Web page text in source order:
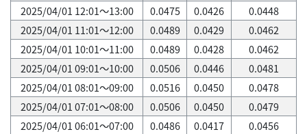
2025/04/01 12:01～13:00
0.0475 0.0426
0.0448
2025/04/01 11:01～12:00
0.0489 0.0429
0.0462
2025/04/01 10:01～11:00
0.0489 0.0428
0.0462
2025/04/01 09:01～10:00
0.0506 0.0446
0.0481
2025/04/01 08:01～09:00
0.0516 0.0450
0.0478
2025/04/01 07:01～08:00
0.0506 0.0450
0.0479
2025/04/01 06:01～07:00
0.0486 0.0417
0.0456